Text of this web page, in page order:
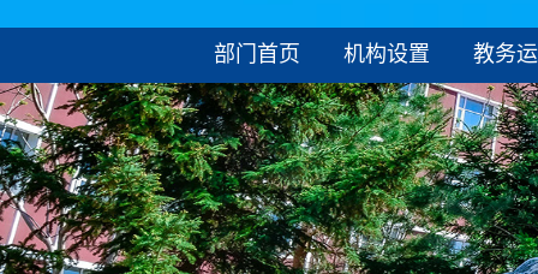
部门首页 机构设置 教务